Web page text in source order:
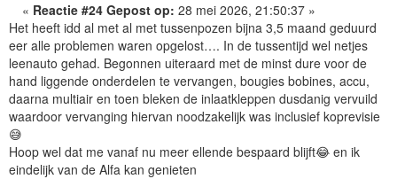
« Reactie #24 Gepost op: 28 mei 2026, 21:50:37 »
Het heeft idd al met al met tussenpozen bijna 3,5 maand geduurd
eer alle problemen waren opgelost…. In de tussentijd wel netjes
leenauto gehad. Begonnen uiteraard met de minst dure voor de
hand liggende onderdelen te vervangen, bougies bobines, accu,
daarna multiair en toen bleken de inlaatkleppen dusdanig vervuild
waardoor vervanging hiervan noodzakelijk was inclusief koprevisie
😅
Hoop wel dat me vanaf nu meer ellende bespaard blijft😂 en ik
eindelijk van de Alfa kan genieten